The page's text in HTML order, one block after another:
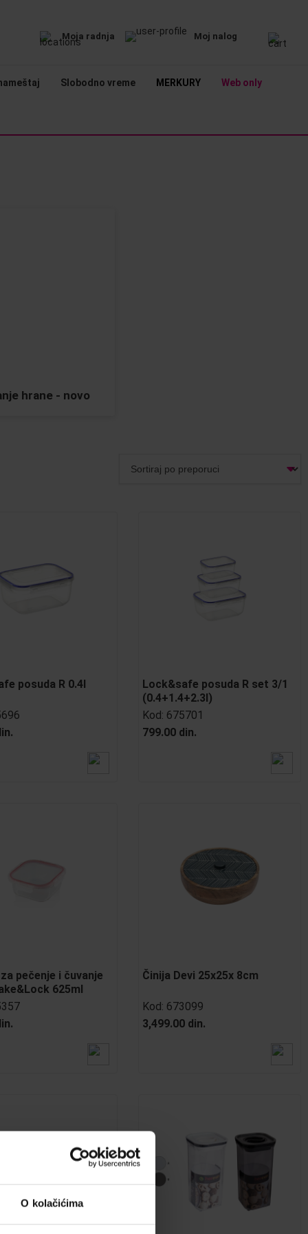
O kolačićima
Moja radnja Moj nalog
Slobodno vreme MERKURY Web only
hrane - novo
posuda R 0.4l
Lock&safe posuda R set 3/1
(0.4+1.4+2.3l)
Kod: 675701
799.00 din.
pečenje i čuvanje
625ml
Činija Devi 25x25x 8cm
Kod: 673099
3,499.00 din.